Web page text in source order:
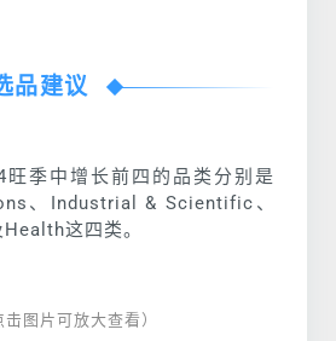
品建议
旺季中增长前四的品类分别是
、Industrial & Scientific、
这四类。
击图片可放大查看）